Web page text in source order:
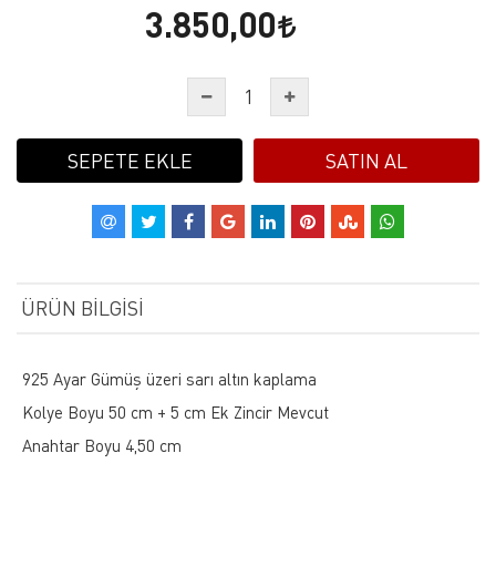
3.850,00
SEPETE EKLE SATIN AL
ÜRÜN BILGISI
925 Ayar Gümüş üzeri sarı altın kaplama
Kolye Boyu 50 cm + 5 cm Ek Zincir Mevcut
Anahtar Boyu 4,50 cm